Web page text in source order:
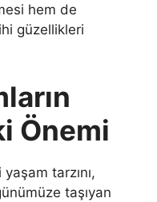
hem de
güzellikleri
Önemi
tarzını,
taşıyan